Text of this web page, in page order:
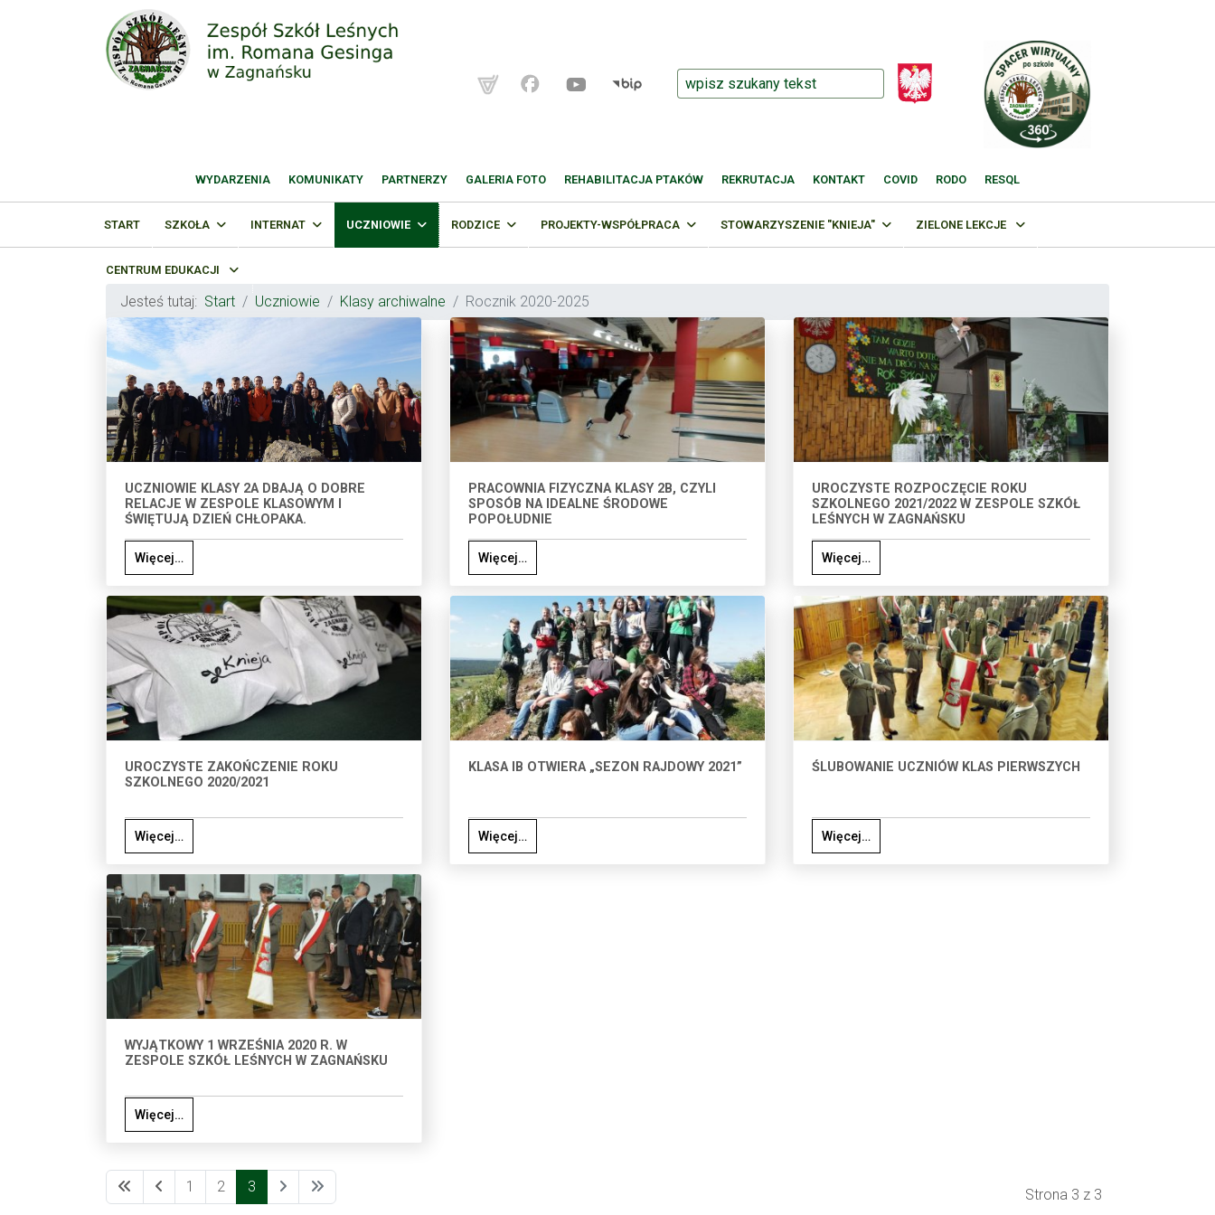
WYDARZENIA KOMUNIKATY PARTNERZY GALERIA FOTO REHABILITACJA PTAKÓW REKRUTACJA KONTAKT COVID RODO RESQL
START SZKOŁA INTERNAT UCZNIOWIE RODZICE PROJEKTY-WSPÓŁPRACA STOWARZYSZENIE "KNIEJA" ZIELONE LEKCJE
CENTRUM EDUKACJI
Jesteś tutaj: Start Uczniowie Klasy archiwalne Rocznik 2020-2025
UCZNIOWIE KLASY 2A DBAJĄ O DOBRE
RELACJE W ZESPOLE KLASOWYM I
ŚWIĘTUJĄ DZIEŃ CHŁOPAKA.
Więcej…
PRACOWNIA FIZYCZNA KLASY 2B, CZYLI
SPOSÓB NA IDEALNE ŚRODOWE
POPOŁUDNIE
Więcej…
UROCZYSTE ROZPOCZĘCIE ROKU
SZKOLNEGO 2021/2022 W ZESPOLE SZKÓŁ
LEŚNYCH W ZAGNAŃSKU
Więcej…
UROCZYSTE ZAKOŃCZENIE ROKU
SZKOLNEGO 2020/2021
Więcej…
KLASA IB OTWIERA „SEZON RAJDOWY 2021”
Więcej…
ŚLUBOWANIE UCZNIÓW KLAS PIERWSZYCH
Więcej…
WYJĄTKOWY 1 WRZEŚNIA 2020 R. W
ZESPOLE SZKÓŁ LEŚNYCH W ZAGNAŃSKU
Więcej…
Strona 3 z 3
1 2 3